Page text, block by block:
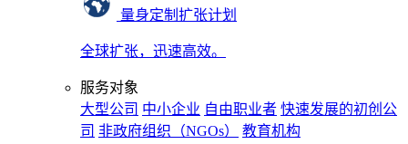
量身定制扩张计划
全球扩张，迅速高效。
服务对象
大型公司 中小企业 自由职业者 快速发展的初创公
司 非政府组织（NGOs）
教育机构